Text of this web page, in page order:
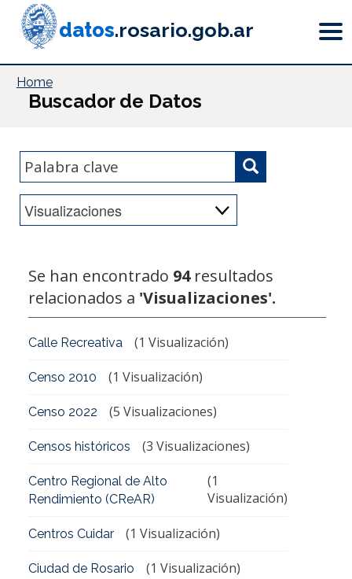
Pasar
contenido
datos.rosario.gob.ar
Home
Buscador de Datos
Se han encontrado 94 resultados
relacionados a 'Visualizaciones'.
Calle Recreativa (1 Visualización)
Censo 2010 (1 Visualización)
Censo 2022 (5 Visualizaciones)
Censos históricos (3 Visualizaciones)
Centro Regional de Alto
Rendimiento (CReAR)
(1
Visualización)
Centros Cuidar (1 Visualización)
Ciudad de Rosario (1 Visualización)